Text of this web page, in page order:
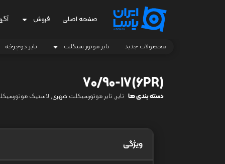
صفحه اصلی فروش
محصولات جدید تایر موتور سیکلت تایر دوچرخه
(6PR)70/90-17
دسته بندی ها تایر, تایر موتورسیکلت شهری, لاستیک
ویژگی